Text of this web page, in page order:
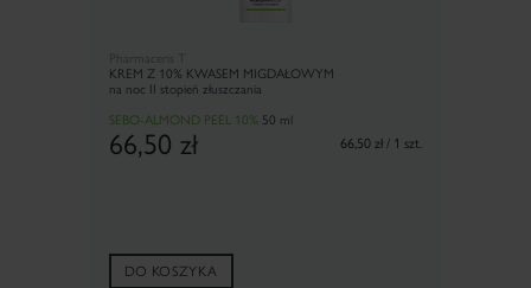
KREM Z 10% KWASEM MIGDAŁOWYM
na noc II stopień złuszczania
SEBO-ALMOND PEEL 10% 50 ml
66,50 zł 66,50 zł / 1 szt.
DO KOSZYKA